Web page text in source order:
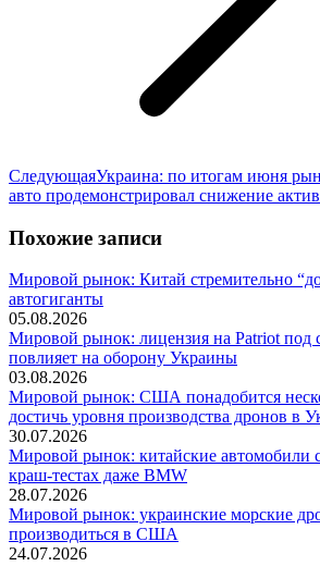
СледующаяСледующая
запись:
Украина: по итогам июня
авто продемонстрировал снижение
Похожие записи
Мировой рынок: Китай стремительно
автогиганты
05.08.2026
Мировой рынок: лицензия на Patriot под
повлияет на оборону Украины
03.08.2026
Мировой рынок: США понадобится
достичь уровня производства дронов в
30.07.2026
Мировой рынок: китайские автомобили
краш-тестах даже BMW
28.07.2026
Мировой рынок: украинские морские
производиться в США
24.07.2026